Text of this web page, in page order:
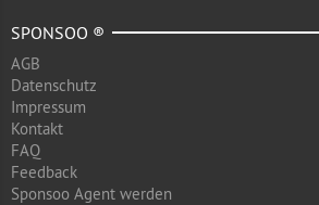
SPONSOO ®
AGB
Datenschutz
Impressum
Kontakt
FAQ
Feedback
Sponsoo Agent werden